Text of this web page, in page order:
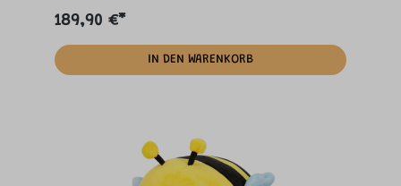
189,90 €*
IN DEN WARENKORB